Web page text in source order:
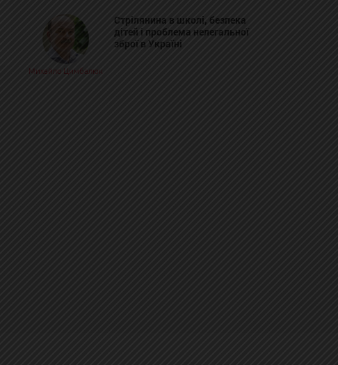
Михайло Цимбалюк
Стрілянина в школі, безпека
дітей і проблема нелегальної
зброї в Україні